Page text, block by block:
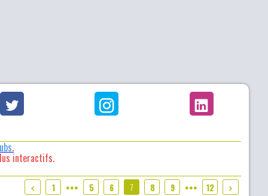
.
interactifs.
1 ●●● 5 6 7 8 9 ●●● 12